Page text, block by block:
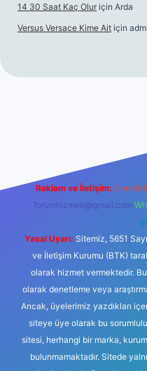
14 30 Saat Kaç Olur için Arda
Versus Versace Kime Ait için
Reklam ve İletişim: E-mail:
forumhizmeti@gmail.com
Yasal Uyarı: Sitemiz, 5651
ve İletişim Kurumu (BTK)
olarak hizmet vermektedir.
olarak denetleme veya
Ancak, üyelerimiz yazdıkları
siteye üye olarak bu
sitesi, herhangi bir marka,
bulunmamaktadır. Sitede